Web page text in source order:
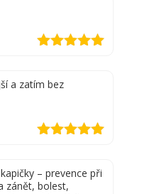
a zatím bez
– prevence při
zánět, bolest,